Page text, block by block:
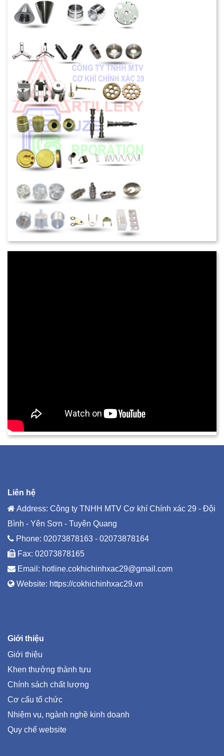
Liên hệ
Address: Công ty TNHH MTV Cơ khí Chính xác 29 - Đội
Bình - Yên Sơn - Tuyên Quang
Phone: 02073878163 - 02073878164
Fax: 02073878165
Email: hotline.cokhichinhxac29@gmail.com
Website: https://cokhichinhxac29.vn
Giới thiệu
Giới thiệu
Khen thưởng thành tựu
Chính sách chất lượng
Cơ cấu tổ chức
Nhiệm vụ, ngành nghề kinh doanh
Quy chế website